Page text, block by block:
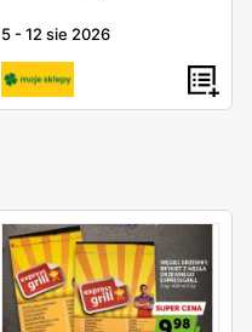
5 -12 sie 2026